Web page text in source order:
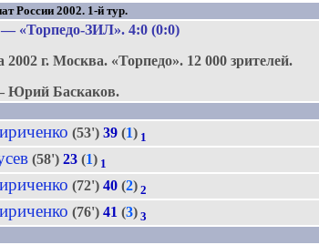
России 2002. 1-й тур.
— «Торпедо-ЗИЛ». 4:0 (0:0)
2002 г.Москва. «Торпедо». 12 000 зрителей.
Юрий Баскаков.
(53')39 (1) 1
(58')23 (1) 1
(72')40 (2) 2
(76')41 (3) 3